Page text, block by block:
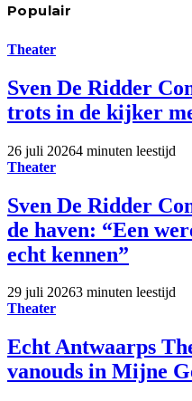
Populair
Theater
Sven De Ridder
trots in de kijker
26 juli 20264 minuten leestijd
Theater
Sven De Ridder
de haven: “Een
echt kennen”
29 juli 20263 minuten leestijd
Theater
Echt Antwaarps
vanouds in Mijne